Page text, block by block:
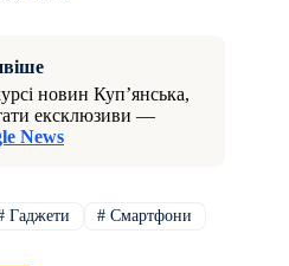
новин Куп’янська,
ексклюзиви —
News
Гаджети # Смартфони